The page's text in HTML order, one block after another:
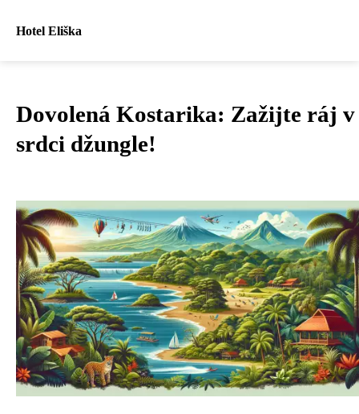
Hotel Eliška
Dovolená Kostarika: Zažijte ráj v
srdci džungle!